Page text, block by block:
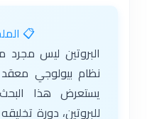
📋
البروتين ليس مجرد
نظام بيولوجي
يستعرض هذا البحث
للبروتين، دورة